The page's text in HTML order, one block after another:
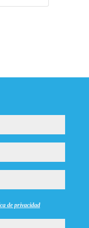
de privacidad